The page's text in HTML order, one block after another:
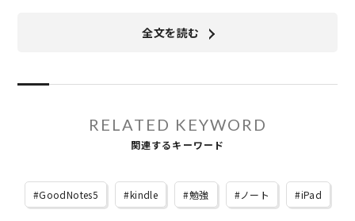
全文を読む
RELATED KEYWORD
関連するキーワード
GoodNotes5 kindle 勉強 ノート iPad